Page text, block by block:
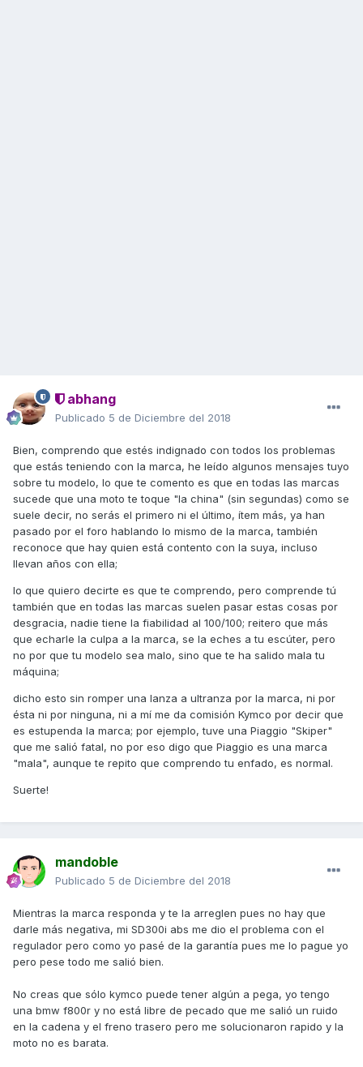
abhang
Publicado 5 de Diciembre del 2018
Bien, comprendo que estés indignado con todos los problemas
que estás teniendo con la marca, he leído algunos mensajes tuyo
sobre tu modelo, lo que te comento es que en todas las marcas
sucede que una moto te toque "la china" (sin segundas) como se
suele decir, no serás el primero ni el último, ítem más, ya han
pasado por el foro hablando lo mismo de la marca, también
reconoce que hay quien está contento con la suya, incluso
llevan años con ella;
lo que quiero decirte es que te comprendo, pero comprende tú
también que en todas las marcas suelen pasar estas cosas por
desgracia, nadie tiene la fiabilidad al 100/100; reitero que más
que echarle la culpa a la marca, se la eches a tu escúter, pero
no por que tu modelo sea malo, sino que te ha salido mala tu
máquina;
dicho esto sin romper una lanza a ultranza por la marca, ni por
ésta ni por ninguna, ni a mí me da comisión Kymco por decir que
es estupenda la marca; por ejemplo, tuve una Piaggio "Skiper"
que me salió fatal, no por eso digo que Piaggio es una marca
"mala", aunque te repito que comprendo tu enfado, es normal.
Suerte!
mandoble
Publicado 5 de Diciembre del 2018
Mientras la marca responda y te la arreglen pues no hay que
darle más negativa, mi SD300i abs me dio el problema con el
regulador pero como yo pasé de la garantía pues me lo pague yo
pero pese todo me salió bien.
No creas que sólo kymco puede tener algún a pega, yo tengo
una bmw f800r y no está libre de pecado que me salió un ruido
en la cadena y el freno trasero pero me solucionaron rapido y la
moto no es barata.